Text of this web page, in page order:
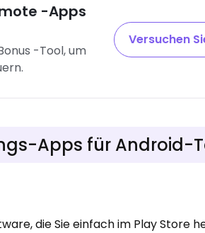
-Apps
-Tool, um
Versuchen
Apps für Android-
die Sie einfach im Play Store